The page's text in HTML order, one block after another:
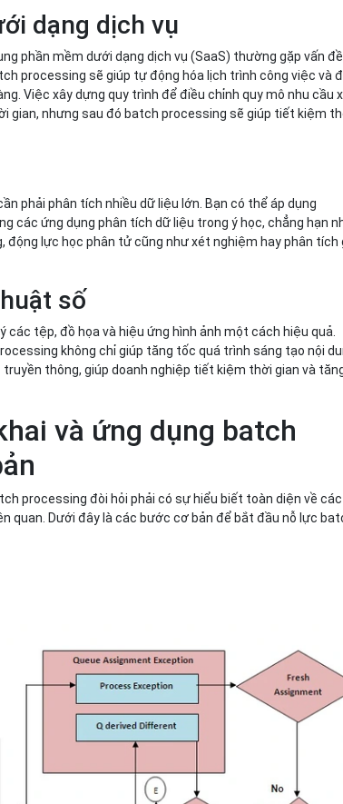
dạng dịch vụ
phần mềm dưới dạng dịch vụ (SaaS) thường gặp vấn
processing sẽ giúp tự động hóa lịch trình công việc và
Việc xây dựng quy trình để điều chỉnh quy mô nhu cầu
gian, nhưng sau đó batch processing sẽ giúp tiết kiệm
phải phân tích nhiều dữ liệu lớn. Bạn có thể áp dụng
các ứng dụng phân tích dữ liệu trong ý học, chẳng hạn
động lực học phân tử cũng như xét nghiệm hay phân tích
số
tệp, đồ họa và hiệu ứng hình ảnh một cách hiệu quả.
không chỉ giúp tăng tốc quá trình sáng tạo nội
thông, giúp doanh nghiệp tiết kiệm thời gian và
và ứng dụng batch
processing đòi hỏi phải có sự hiểu biết toàn diện về các
quan. Dưới đây là các bước cơ bản để bắt đầu nỗ lực